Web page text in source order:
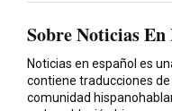
Sobre Noticias En
Noticias en español es
contiene traducciones
comunidad